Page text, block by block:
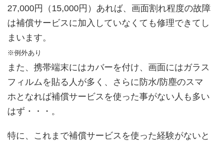
27,000円（15,000円）あれば、画面割れ程度の故障
は補償サービスに加入していなくても修理できてし
まいます。
※例外あり
また、携帯端末にはカバーを付け、画面にはガラス
フィルムを貼る人が多く、さらに防水/防塵のスマ
ホとなれば補償サービスを使った事がない人も多い
はず・・・。
特に、これまで補償サービスを使った経験がないと